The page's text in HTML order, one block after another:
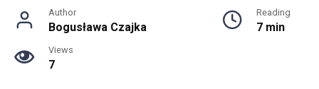
Author
Bogusława Czajka
Reading
7 min
Views
7